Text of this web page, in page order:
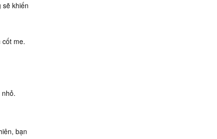
sẽ khiến
me.
bạn